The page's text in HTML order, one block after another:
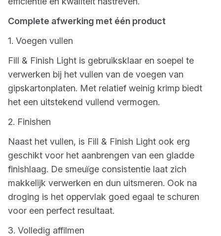
Complete afwerking met één product
1. Voegen vullen
Fill & Finish Light is gebruiksklaar en soepel te
verwerken bij het vullen van de voegen van
gipskartonplaten. Met relatief weinig krimp biedt
het een uitstekend vullend vermogen.
2. Finishen
Naast het vullen, is Fill & Finish Light ook erg
geschikt voor het aanbrengen van een gladde
finishlaag. De smeuïge consistentie laat zich
makkelijk verwerken en dun uitsmeren. Ook na
droging is het oppervlak goed egaal te schuren
voor een perfect resultaat.
3. Volledig affilmen